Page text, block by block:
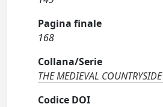
Pagina finale
168
Collana/Serie
THE MEDIEVAL COUNTRYSIDE
Codice DOI